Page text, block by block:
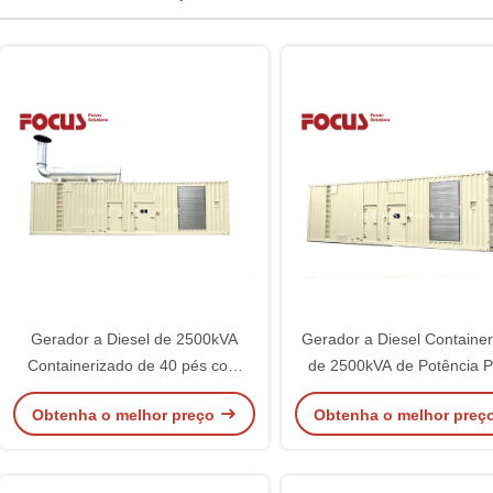
Gerador a Diesel de 2500kVA
Containerizado de 40 pés com
Motor QSK60-G23 para Potência
Principal em Projetos de
Obtenha o melhor preço
Gerador a Diesel
de 2500kVA de Potência
com Motor QSK60-G23
Aplicações de
Obtenha o melhor